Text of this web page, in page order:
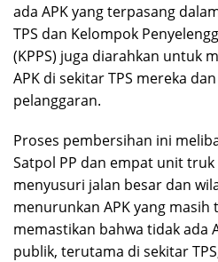
ada APK yang terpasang
TPS dan Kelompok
(KPPS) juga diarahkan untuk
APK di sekitar TPS mereka
pelanggaran.
Proses pembersihan ini
Satpol PP dan empat unit
menyusuri jalan besar dan
menurunkan APK yang masih
memastikan bahwa tidak ada
publik, terutama di sekitar